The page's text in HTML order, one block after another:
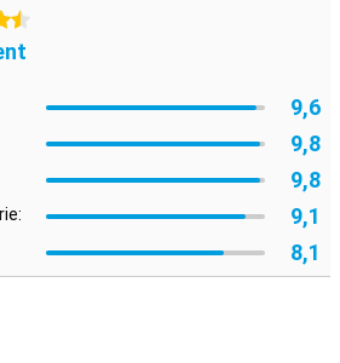
9,6
9,8
9,8
9,1
8,1